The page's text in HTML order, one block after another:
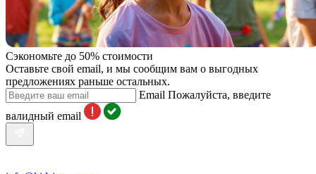
Сэкономьте до 50% стоимости
Оставьте свой email, и мы сообщим вам о выгодных
предложениях раньше остальных.
Email Пожалуйста, введите
валидный email